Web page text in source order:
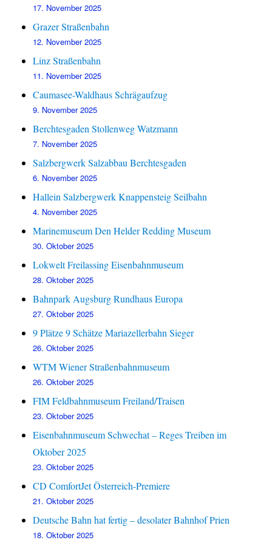
17. November 2025
Grazer Straßenbahn
12. November 2025
Linz Straßenbahn
11. November 2025
Caumasee-Waldhaus Schrägaufzug
9. November 2025
Berchtesgaden Stollenweg Watzmann
7. November 2025
Salzbergwerk Salzabbau Berchtesgaden
6. November 2025
Hallein Salzbergwerk Knappensteig Seilbahn
4. November 2025
Marinemuseum Den Helder Redding Museum
30. Oktober 2025
Lokwelt Freilassing Eisenbahnmuseum
28. Oktober 2025
Bahnpark Augsburg Rundhaus Europa
27. Oktober 2025
9 Plätze 9 Schätze Mariazellerbahn Sieger
26. Oktober 2025
WTM Wiener Straßenbahnmuseum
26. Oktober 2025
FIM Feldbahnmuseum Freiland/Traisen
23. Oktober 2025
Eisenbahnmuseum Schwechat – Reges Treiben im
Oktober 2025
23. Oktober 2025
CD ComfortJet Österreich-Premiere
21. Oktober 2025
Deutsche Bahn hat fertig – desolater Bahnhof Prien
18. Oktober 2025